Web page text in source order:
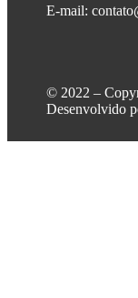
E-mail:
©️ 2022 –
Desenvolvido